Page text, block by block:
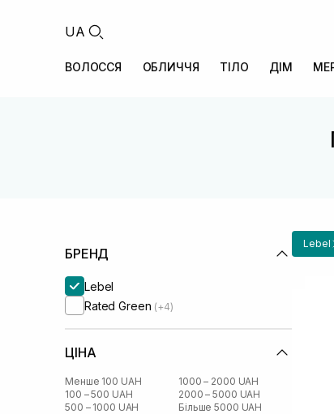
UA
ВОЛОССЯ ОБЛИЧЧЯ ТІЛО ДІМ
БРЕНД
Lebel
Rated Green (+4)
ЦІНА
Менше 100 UAH
100 – 500 UAH
500 – 1000 UAH
1000 – 2000 UAH
2000 – 5000 UAH
Більше 5000 UAH
Lebel